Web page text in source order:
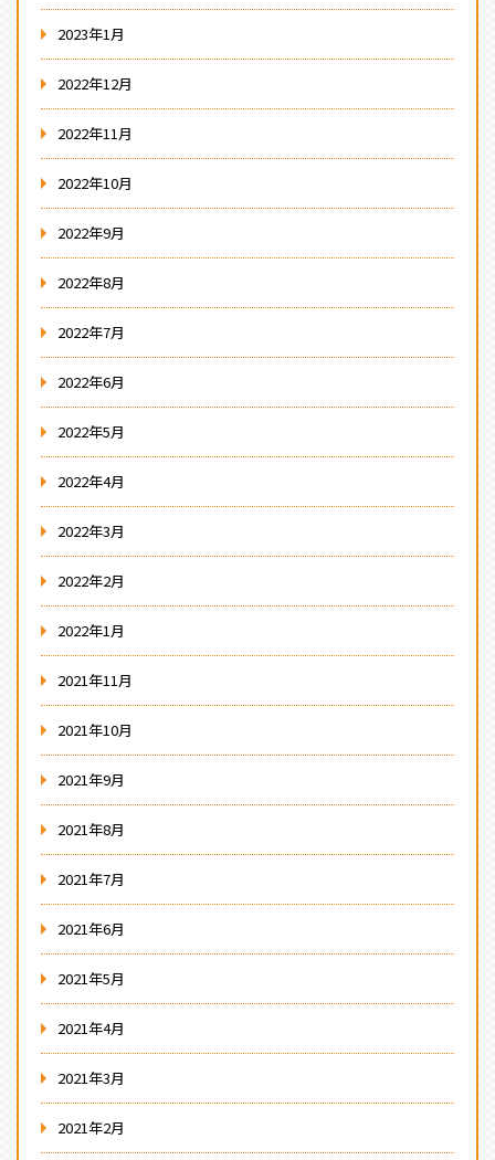
2023年1月
2022年12月
2022年11月
2022年10月
2022年9月
2022年8月
2022年7月
2022年6月
2022年5月
2022年4月
2022年3月
2022年2月
2022年1月
2021年11月
2021年10月
2021年9月
2021年8月
2021年7月
2021年6月
2021年5月
2021年4月
2021年3月
2021年2月